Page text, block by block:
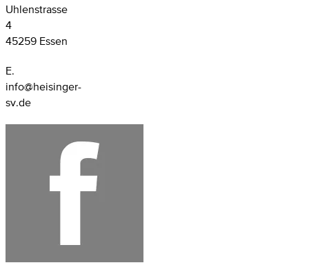
Uhlenstrasse
4
45259 Essen
E.
info@heisinger-
sv.de